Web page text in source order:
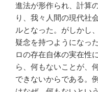
進法が形作られ、計算
り、我々人間の現代社
ルとなった。がしかし
疑念を持つようになっ
ロの存在自体の実在性
ら、何もないことが、
できないからである。